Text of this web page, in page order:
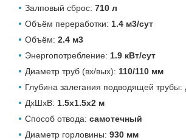
Залповый сброс: 710 л
Объём переработки: 1.4 м3/сут
Объём: 2.4 м3
Энергопотребление: 1.9 кВт/сут
Диаметр труб (вх/вых): 110/110 мм
Глубина залегания подводящей трубы:
ДхШхВ: 1.5х1.5х2 м
Способ отвода: самотечный
Диаметр горловины: 930 мм